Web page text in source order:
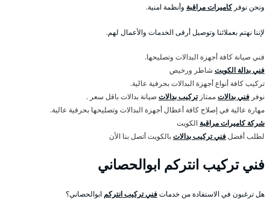
ونحن نوفركاميرات مراقبة وأنظمة امنية.
لإننا نهتم بعملائنا وتوصيل أرقى الخدمات والأعمال لهم.
فني صيانة كافة أجهزة البدالات وتصليحها.
فني بدالة الكويت شاطر ورخيص
تركيب كافة أنواع أجهزة البدالات بحرفية عالية.
نوفر فني بدالاتممتازتركيب بدالاتصيانة بدالات باقل سعر .
مهارة عالية في إصلاح كافة أعطال أجهزة البدالات وتصليحها بحرفية عالية.
شركة كاميرات مراقبة الكويت
لطلب أفضلفني تركيب بدالاتبالكويت أتصل بنا الأن
فني تركيب انتركم ابوالحصاني
هل ترغبون في الاستفادة من خدماتفني تركيب انتركمابوالحصاني؟